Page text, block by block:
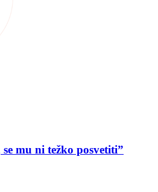
mu ni težko posvetiti”